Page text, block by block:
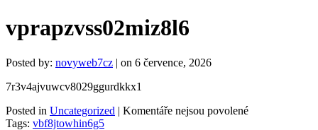
vprapzvss02miz8l6
Posted by: novyweb7cz | on 6 července, 2026
7r3v4ajvuwcv8029ggurdkkx1
Posted in Uncategorized | Komentáře nejsou povolenéu
Tags: vbf8jtowhin6g5